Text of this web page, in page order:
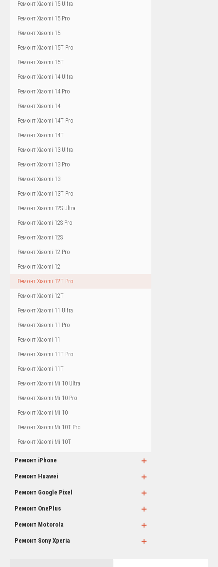
Ремонт Xiaomi 15 Ultra
Ремонт Xiaomi 15 Pro
Ремонт Xiaomi 15
Ремонт Xiaomi 15T Pro
Ремонт Xiaomi 15T
Ремонт Xiaomi 14 Ultra
Ремонт Xiaomi 14 Pro
Ремонт Xiaomi 14
Ремонт Xiaomi 14T Pro
Ремонт Xiaomi 14T
Ремонт Xiaomi 13 Ultra
Ремонт Xiaomi 13 Pro
Ремонт Xiaomi 13
Ремонт Xiaomi 13T Pro
Ремонт Xiaomi 12S Ultra
Ремонт Xiaomi 12S Pro
Ремонт Xiaomi 12S
Ремонт Xiaomi 12 Pro
Ремонт Xiaomi 12
Ремонт Xiaomi 12T Pro
Ремонт Xiaomi 12T
Ремонт Xiaomi 11 Ultra
Ремонт Xiaomi 11 Pro
Ремонт Xiaomi 11
Ремонт Xiaomi 11T Pro
Ремонт Xiaomi 11T
Ремонт Xiaomi Mi 10 Ultra
Ремонт Xiaomi Mi 10 Pro
Ремонт Xiaomi Mi 10
Ремонт Xiaomi Mi 10T Pro
Ремонт Xiaomi Mi 10T
Ремонт iPhone +
Ремонт Huawei +
Ремонт Google Pixel +
Ремонт OnePlus +
Ремонт Motorola +
Ремонт Sony Xperia +